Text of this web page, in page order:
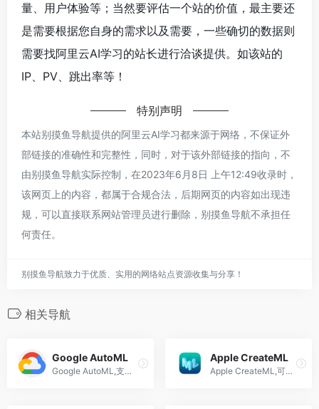
量、用户体验等；当然要评估一个站的价值，最主要还
是需要根据您自身的需求以及需要，一些确切的数据则
需要找阿里云AI学习的站长进行洽谈提供。如该站的
IP、PV、跳出率等！
特别声明
本站别摸鱼导航提供的阿里云AI学习都来源于网络，不保证外
部链接的准确性和完整性，同时，对于该外部链接的指向，不
由别摸鱼导航实际控制，在2023年6月8日 上午12:49收录时，
该网页上的内容，都属于合规合法，后期网页的内容如出现违
规，可以直接联系网站管理员进行删除，别摸鱼导航不承担任
何责任。
别摸鱼导航致力于优质、实用的网络站点资源收集与分享！
相关导航
Google AutoML
Google AutoML,支持可视化拖拽开发模式
Apple CreateML
Apple CreateML,可视化拖拽的开发模式,帮助用户轻松创建iOS应用程序